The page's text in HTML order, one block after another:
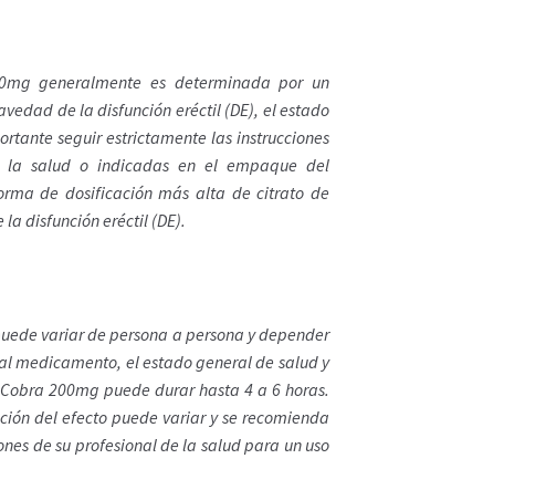
generalmente es determinada por un
de la disfunción eréctil (DE), el estado
seguir estrictamente las instrucciones
la salud o indicadas en el empaque del
de dosificación más alta de citrato de
disfunción eréctil (DE).
variar de persona a persona y depender
medicamento, el estado general de salud y
200mg puede durar hasta 4 a 6 horas.
del efecto puede variar y se recomienda
de su profesional de la salud para un uso